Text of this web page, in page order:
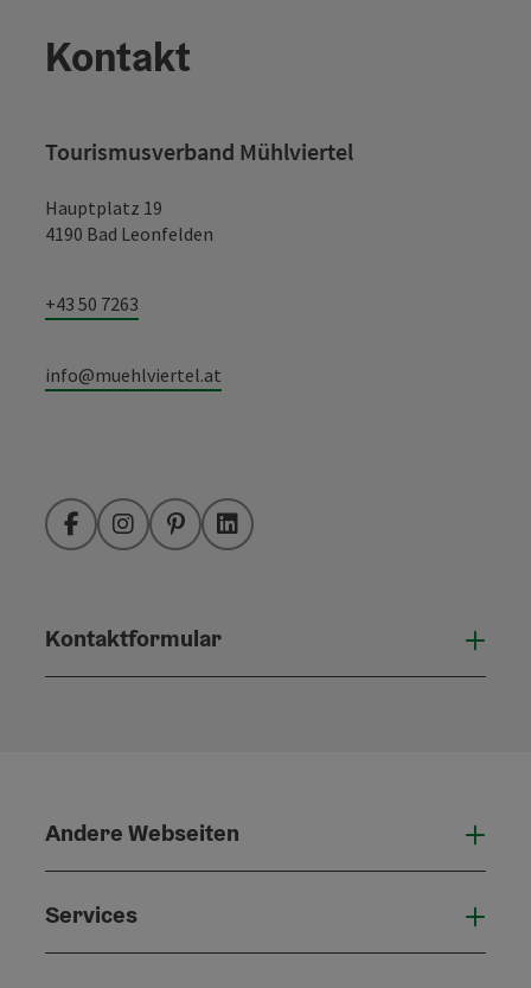
Kontakt
Tourismusverband Mühlviertel
Hauptplatz 19
4190 Bad Leonfelden
+43 50 7263
info@muehlviertel.at
FacebookInstagramPinterestLinkedIn
Kontaktformular
Andere Webseiten
Services